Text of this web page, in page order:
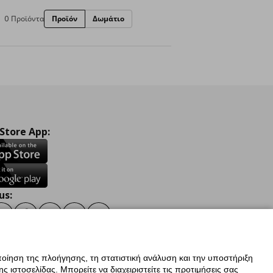
0 Προϊόντα Προϊόν Δωμάτιο
App:
της πλοήγησης, τη στατιστική ανάλυση και την υποστήριξη
Μπορείτε να διαχειριστείτε τις προτιμήσεις σας